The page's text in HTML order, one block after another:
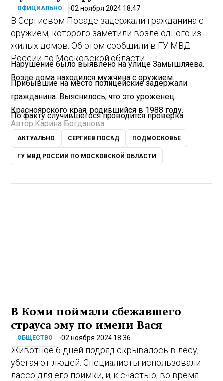
ОФИЦИАЛЬНО 02 ноября 2024 18:47
В Сергиевом Посаде задержали гражданина с
оружием, которого заметили возле одного из
жилых домов. Об этом сообщили в ГУ МВД
России по Московской области.
Нарушение было выявлено на улице Замышляева.
Возле дома находился мужчина с оружием.
Прибывшие на место полицейские задержали
гражданина. Выяснилось, что это уроженец
Красноярского края, родившийся в 1988 году.
По факту случившегося проводится проверка.
Автор: Карина Богданова
АКТУАЛЬНО СЕРГИЕВ ПОСАД ПОДМОСКОВЬЕ
ГУ МВД РОССИИ ПО МОСКОВСКОЙ ОБЛАСТИ
В Коми поймали сбежавшего
страуса эму по имени Вася
ОБЩЕСТВО 02 ноября 2024 18:36
Животное 6 дней подряд скрывалось в лесу,
убегая от людей. Специалисты использовали
лассо для его поимки, и, к счастью, во время